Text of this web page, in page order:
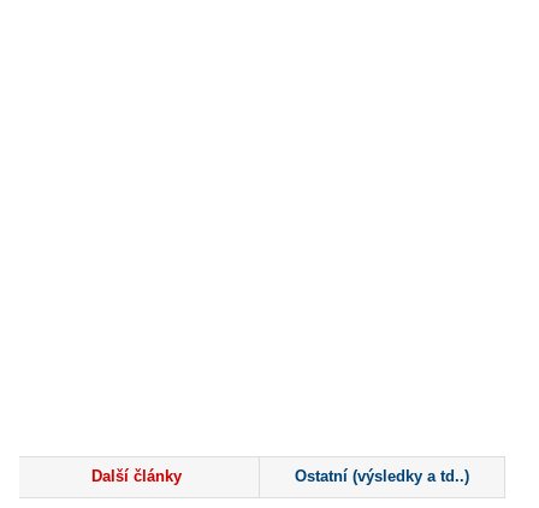
Další články Ostatní (výsledky a td..)